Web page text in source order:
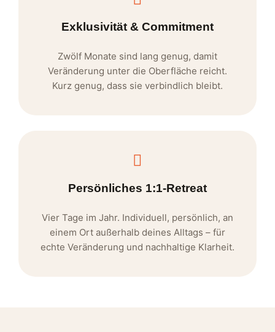
Exklusivität & Commitment
Zwölf Monate sind lang genug, damit
Veränderung unter die Oberfläche reicht.
Kurz genug, dass sie verbindlich bleibt.
Persönliches 1:1-Retreat
Vier Tage im Jahr. Individuell, persönlich, an
einem Ort außerhalb deines Alltags – für
echte Veränderung und nachhaltige Klarheit.